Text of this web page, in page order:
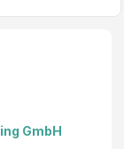
GmbH